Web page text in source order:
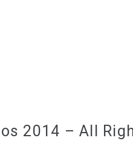
2014 – All